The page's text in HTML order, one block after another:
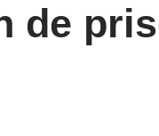
de